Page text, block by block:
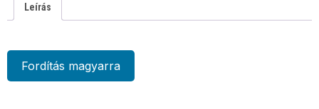
Leírás
Fordítás magyarra